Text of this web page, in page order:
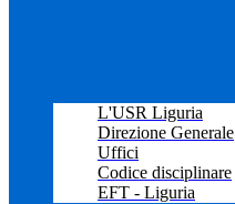
L'USR Liguria
Direzione Generale
Uffici
Codice disciplinare
EFT - Liguria